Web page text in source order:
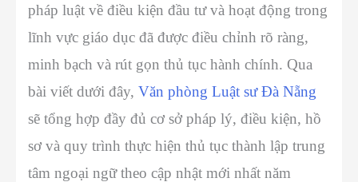
pháp luật về điều kiện đầu tư và hoạt động trong
lĩnh vực giáo dục đã được điều chỉnh rõ ràng,
minh bạch và rút gọn thủ tục hành chính. Qua
bài viết dưới đây, Văn phòng Luật sư Đà Nẵng
sẽ tổng hợp đầy đủ cơ sở pháp lý, điều kiện, hồ
sơ và quy trình thực hiện thủ tục thành lập trung
tâm ngoại ngữ theo cập nhật mới nhất năm